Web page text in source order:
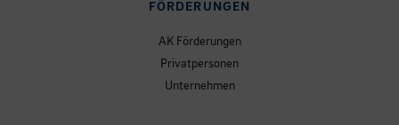
FÖRDERUNGEN
AK Förderungen
Privatpersonen
Unternehmen